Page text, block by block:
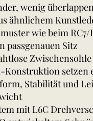
wenig
ähnlichem
wie beim RC7/
passgenauen Sitz
Konstruktion setzen
Stabilität und
mit L6C